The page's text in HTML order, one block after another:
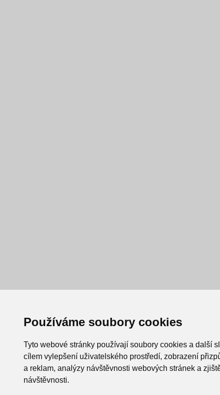
Používáme soubory cookies
Tyto webové stránky používají soubory cookies a další
cílem vylepšení uživatelského prostředí, zobrazení
a reklam, analýzy návštěvnosti webových stránek a
návštěvnosti.